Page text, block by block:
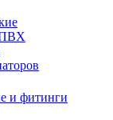
ПВХ
и фитинги